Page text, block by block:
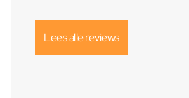
Lees alle reviews